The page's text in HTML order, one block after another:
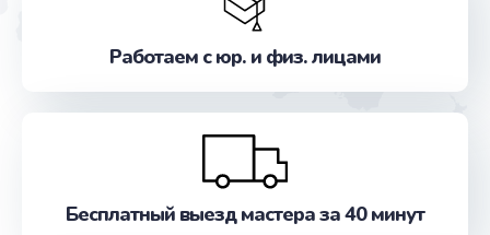
Работаем с юр. и физ. лицами
Бесплатный выезд мастера за 40 минут